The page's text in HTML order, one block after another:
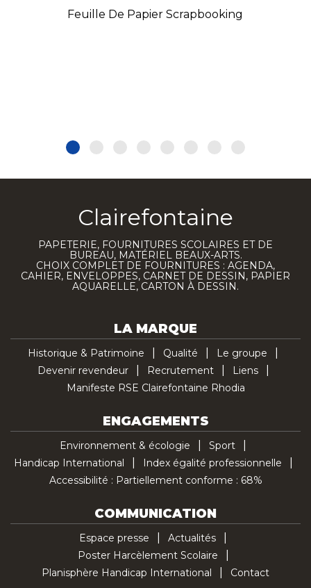
Feuille De Papier Scrapbooking
Clairefontaine
PAPETERIE, FOURNITURES SCOLAIRES ET DE
BUREAU, MATÉRIEL BEAUX-ARTS.
CHOIX COMPLET DE FOURNITURES : AGENDA,
CAHIER, ENVELOPPES, CARNET DE DESSIN, PAPIER
AQUARELLE, CARTON À DESSIN.
LA MARQUE
Historique & Patrimoine Qualité
Le groupe
Devenir revendeur
Recrutement
Liens
Manifeste RSE Clairefontaine Rhodia
ENGAGEMENTS
Environnement & écologie
Sport
Handicap International
Index égalité professionnelle
Accessibilité : Partiellement conforme : 68%
COMMUNICATION
Espace presse
Actualités
Poster Harcèlement Scolaire
Planisphère Handicap International
Contact